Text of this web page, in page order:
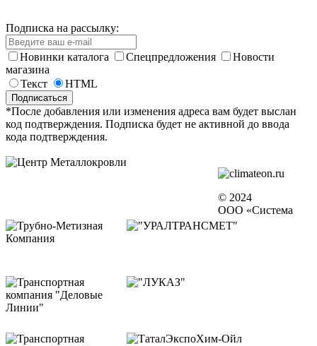
Подписка на рассылку:
Новинки каталога Спецпредложения
Новости
магазина
Текст
HTML
*После добавления или изменения адреса вам будет выслан
код подтверждения. Подписка будет не активной до ввода
кода подтверждения.
© 2024
ООО «Система